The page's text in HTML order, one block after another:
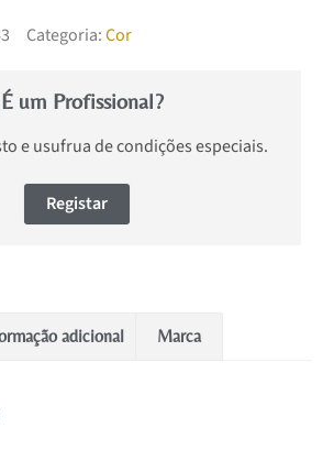
Categoria:Cor
É um Profissional?
e usufrua de condições especiais.
Registar
adicional Marca